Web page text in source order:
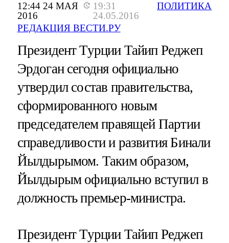
12:44 24 МАЯ
2016
19:31
24.05.2016
РЕДАКЦИЯ ВЕСТИ.РУ
ПОЛИТИКА
Президент Турции Тайип Реджеп
Эрдоган сегодня официально
утвердил состав правительства,
сформированного новым
председателем правящей Партии
справедливости и развития Бинали
Йылдырымом. Таким образом,
Йылдырым официально вступил в
должность премьер-министра.
Президент Турции Тайип Реджеп